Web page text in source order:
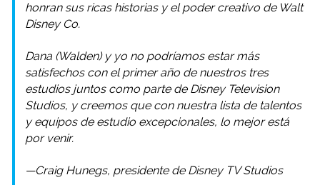
honran sus ricas historias y el poder creativo de Walt
Disney Co.
Dana (Walden) y yo no podríamos estar más
satisfechos con el primer año de nuestros tres
estudios juntos como parte de Disney Television
Studios, y creemos que con nuestra lista de talentos
y equipos de estudio excepcionales, lo mejor está
por venir.
—Craig Hunegs, presidente de Disney TV Studios